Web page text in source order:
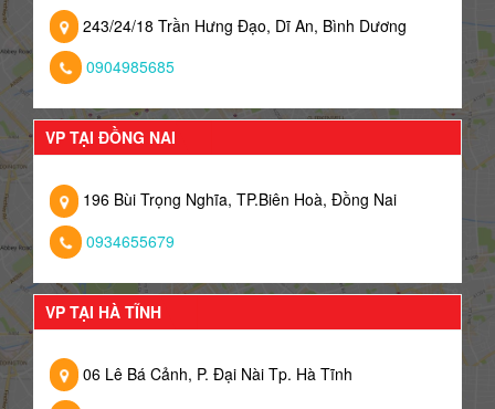
243/24/18 Trần Hưng Đạo, Dĩ An, Bình Dương
0904985685
VP TẠI ĐỒNG NAI
196 Bùi Trọng Nghĩa, TP.Biên Hoà, Đồng Nai
0934655679
VP TẠI HÀ TĨNH
06 Lê Bá Cảnh, P. Đại Nài Tp. Hà Tĩnh